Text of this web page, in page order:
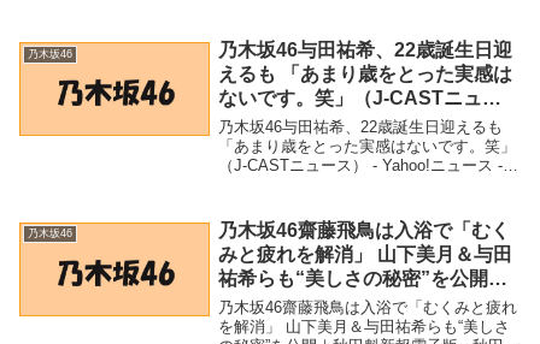
かすサンケイスポーツ
乃木坂46
乃木坂46与田祐希、22歳誕生日迎
えるも 「あまり歳をとった実感は
ないです。笑」（J-CASTニュー
ス） – Yahoo!ニュース – Yahoo!
ニュース
乃木坂46与田祐希、22歳誕生日迎えるも
「あまり歳をとった実感はないです。笑」
（J-CASTニュース） - Yahoo!ニュース -
まり歳をとった実...
乃木坂46
乃木坂46齋藤飛鳥は入浴で「むく
みと疲れを解消」 山下美月＆与田
祐希らも“美しさの秘密”を公開｜
秋田魁新報電子版 – 秋田魁新報電
子版
乃木坂46齋藤飛鳥は入浴で「むくみと疲れ
を解消」 山下美月＆与田祐希らも“美しさ